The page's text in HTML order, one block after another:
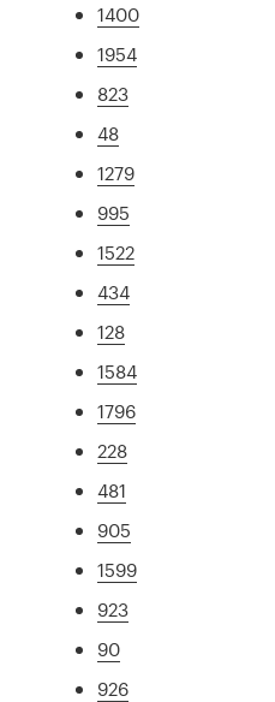
1400
1954
823
48
1279
995
1522
434
128
1584
1796
228
481
905
1599
923
90
926